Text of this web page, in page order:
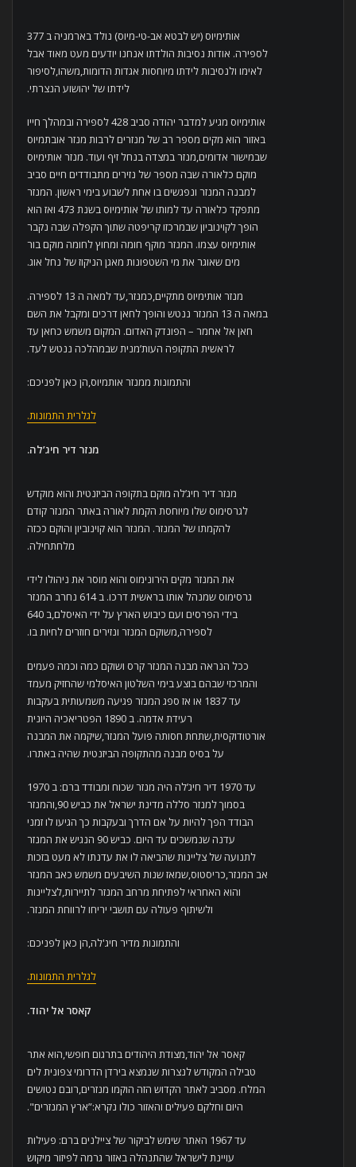
אותימיוס (יש לבטא אב-טי-מיוס) נולד בארמניה ב 377
לספירה. אודות נסיבות הולדתו אנחנו יודעים מעט מאוד אבל
לאימו ולנסיבות לידתו מיוחסות אגדות הדומות,משהו,לסיפור
לידתו של יהושוע הנצרתי.
אותימיוס מגיע למדבר יהודה סביב 428 לספירה ובמהלך חייו
באזור הוא מקים מספר רב של מנזרים לרבות מנזר אובתמיוס
שבמישור אדומים,מנזר במצדה בנחל זיף ועוד. מנזר אותימיוס
מוקם כלאורה שבה מספר של נזירים מתבודדים חיים סביב
למבנה המנזר ונפגשים בו אחת לשבוע בימי ראשון. המנזר
מתפקד כלאורה עד למותו של אותימיוס בשנת 473 ואז הוא
הופך לקוינוביון שבמרכזו קריפטה שתוך הקפלה שבה נקבר
אותימיוס עצמו. המנזר מוקף חומה ומחוץ לחומה מוקם בור
מים שאוגר את מי השטפונות מאגן הניקוז של נחל אוג.
מנזר אותימיוס מתקיים,כמנזר,עד למאה ה 13 לספירה.
במאה ה 13 המנזר ננטש והופך לחאן דרכים ומקבל את השם
חאן אל אחמר – הפונדק האדום. המקום משמש כחאן עד
לראשית התקופה העות’מנית שבמהלכה ננטש לעד.
והתמונות ממנזר אותמיוס,הן כאן לפניכם:
לגלרית התמונות.
מנזר דיר חיג’לה.
מנזר דיר חיג’לה מוקם בתקופה הביזנטית והוא מוקדש
לגרסימוס שלו מיוחסת הקמת לאורה באתר המנזר קודם
להקמתו של המנזר. המנזר הוא קוינוביון והוקם ככזה
מלחתחילה.
את המנזר מקים הירונימוס והוא מוסר את ניהולו לידי
גרסימוס שמנהל אותו בראשית דרכו. ב 614 נחרב המנזר
בידי הפרסים ועם כיבוש הארץ על ידי האיסלם,ב 640
לספירה,משוקם המנזר ונזירים חוזרים לחיות בו.
ככל הנראה מבנה המנזר קרס ושוקם כמה וכמה פעמים
והמרכזי שבהם בוצע בימי השלטון האיסלמי שהחזיק מעמד
עד 1837 או אז ספג המנזר פגיעה משמעותית בעקבות
רעידת אדמה. ב 1890 הפטריאכיה היונית
אורטודוקסית,שתחת חסותה פועל המנזר,שיקמה את המבנה
על בסיס מבנה מהתקופה הביזנטית שהיה באתרו.
עד 1970 דיר חיג’לה היה מנזר שכוח ומבודד ברם: ב 1970
בסמוך למנזר סללה מדינת ישראל את כביש 90,והמנזר
הבודד הפך להיות על אם הדרך ובעקבות כך הגיעו לו זמני
עדנה שנמשכים עד היום. כביש 90 הנגיש את המנזר
לתנועה של צליינות שהביאה לו את עדנתו לא מעט בזכות
אב המנזר,כריסטוס,שמאז שנות השיבעים משמש כאב המנזר
והוא האחראי לפתיחת מרחב המנזר לתיירות,לצליינות
ולשיתוף פעולה עם תושבי יריחו לרווחת המנזר.
והתמונות מדיר חיג'לה,הן כאן לפניכם:
לגלרית התמונות.
קאסר אל יהוד.
קאסר אל יהוד,מצודת היהודים בתרגום חופשי,הוא אתר
טבילה המקודש לנצרות שנמצא בירדן הדרומי צפונית לים
המלח. מסביב לאתר הקדוש הזה הוקמו מנזרים,רובם נטושים
היום וחלקם פעילים והאזור כולו נקרא:”ארץ המנזרים".
עד 1967 האתר שימש לביקור של ציילנים ברם: פעילות
עויינת לישראל שהתנהלה באזור גרמה לפיזור מיקוש